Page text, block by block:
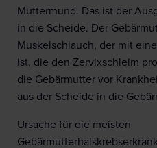
Muttermund. Das ist der
in die Scheide. Der
Muskelschlauch, der mit
ist, die den Zervixschleim
die Gebärmutter vor
aus der Scheide in die
Ursache für die meisten